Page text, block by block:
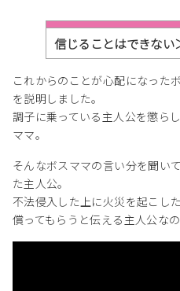
信じることはできない
これからのことが心配になった
を説明しました。
調子に乗っている主人公を懲ら
ママ。
そんなボスママの言い分を聞い
た主人公。
不法侵入した上に火災を起こし
償ってもらうと伝える主人公なの